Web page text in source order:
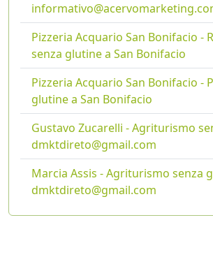
Pizzeria Acquario San Bonifacio -
senza glutine a San Bonifacio
Pizzeria Acquario San Bonifacio -
glutine a San Bonifacio
Gustavo Zucarelli - Agriturismo
dmktdireto@gmail.com
Marcia Assis - Agriturismo senza
dmktdireto@gmail.com